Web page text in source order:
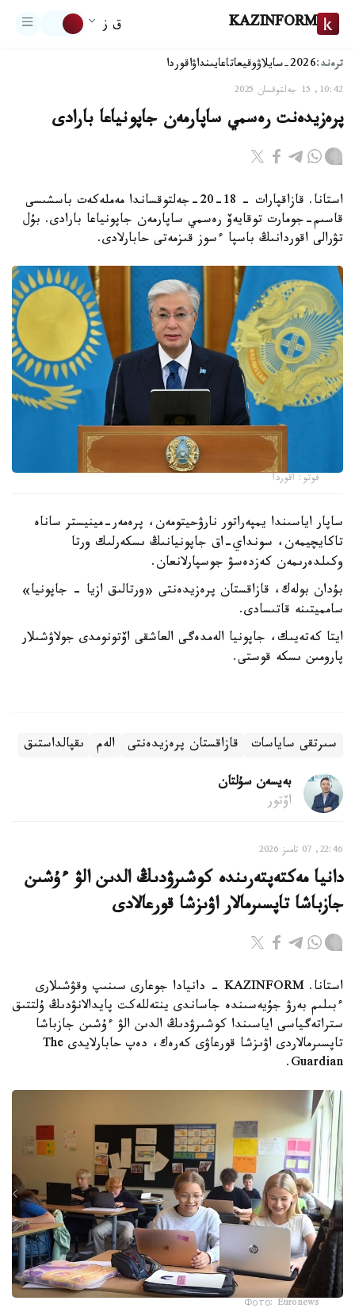
KAZINFORM ق ز
ترەند:2026-سايلاۋ وقيعاتاعايىنداۋاقوردا
10:42, 15 جەلتوقسان 2025
پرەزيدەنت رەسمي ساپارمەن جاپونياعا بارادى
استانا. قازاقپارات - 18-20-جەلتوقساندا مەملەكەت باسشىسى
قاسىم-جومارت توقايەۆ رەسمي ساپارمەن جاپونياعا بارادى. بۇل
تۋرالى اقوردانىڭ باسپا ءسوز قىزمەتى حابارلادى.
فوتو: اقوردا
ساپار اياسىندا يمپەراتور نارۋحيتومەن، پرەمەر-مينيستر ساناە
تاكايچيمەن، سونداي-اق جاپونيانىڭ ىسكەرلىك ورتا
وكىلدەرىمەن كەزدەسۋ جوسپارلانعان.
بۇدان بولەك، قازاقستان پرەزيدەنتى «ورتالىق ازيا - جاپونيا»
سامميتىنە قاتىسادى.
ايتا كەتەيىك، جاپونيا الەمدەگى العاشقى اۆتونومدى جولاۋشىلار
پارومىن ىسكە قوستى.
سىرتقى ساياسات قازاقستان پرەزيدەنتى الەم ىقپالداستىق
بەيسەن سۇلتان
اۆتور
22:46, 07 تامىز 2026
دانيا مەكتەپتەرىندە كوشىرۋدىڭ الدىن الۋ ءۇشىن
جازباشا تاپسىرمالار اۋىزشا قورعالادى
استانا. KAZINFORM - دانيادا جوعارى سىنىپ وقۋشىلارى
ءبىلىم بەرۋ جۇيەسىندە جاساندى ينتەللەكت پايدالانۋدىڭ ۇلتتىق
ستراتەگياسى اياسىندا كوشىرۋدىڭ الدىن الۋ ءۇشىن جازباشا
تاپسىرمالاردى اۋىزشا قورعاۋى كەرەك، دەپ حابارلايدى The
Guardian.
Фото: Euronews